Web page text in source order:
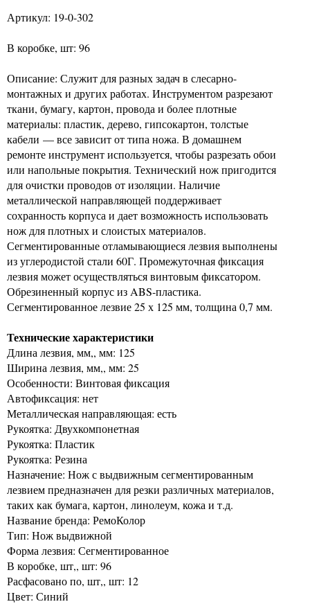
Артикул: 19-0-302
В коробке, шт: 96
Описание: Служит для разных задач в слесарно-
монтажных и других работах. Инструментом разрезают
ткани, бумагу, картон, провода и более плотные
материалы: пластик, дерево, гипсокартон, толстые
кабели — все зависит от типа ножа. В домашнем
ремонте инструмент используется, чтобы разрезать обои
или напольные покрытия. Технический нож пригодится
для очистки проводов от изоляции. Наличие
металлической направляющей поддерживает
сохранность корпуса и дает возможность использовать
нож для плотных и слоистых материалов.
Сегментированные отламывающиеся лезвия выполнены
из углеродистой стали 60Г. Промежуточная фиксация
лезвия может осуществляться винтовым фиксатором.
Обрезиненный корпус из ABS-пластика.
Сегментированное лезвие 25 х 125 мм, толщина 0,7 мм.
Технические характеристики
Длина лезвия, мм,, мм: 125
Ширина лезвия, мм,, мм: 25
Особенности: Винтовая фиксация
Автофиксация: нет
Металлическая направляющая: есть
Рукоятка: Двухкомпонетная
Рукоятка: Пластик
Рукоятка: Резина
Назначение: Нож с выдвижным сегментированным
лезвием предназначен для резки различных материалов,
таких как бумага, картон, линолеум, кожа и т.д.
Название бренда: РемоКолор
Тип: Нож выдвижной
Форма лезвия: Сегментированное
В коробке, шт,, шт: 96
Расфасовано по, шт,, шт: 12
Цвет: Синий